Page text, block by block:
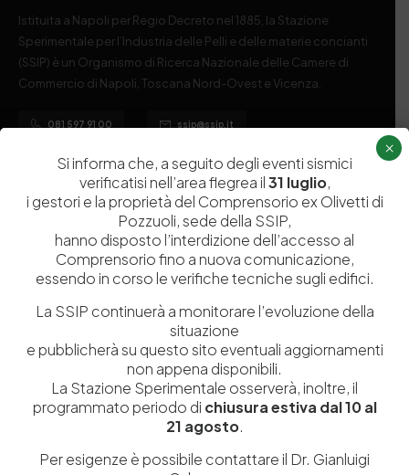
Istituita a Napoli per Regio Decreto nel 1885, la Stazione
Sperimentale per l’Industria delle Pelli e delle materie concianti
(SSIP) è un Organismo di Ricerca Nazionale delle Camere di
Commercio di Napoli, Toscana Nord-Ovest e Vicenza.
081 597 91 00 ssip@ssip.it
Servizi
Ricerca e Sviluppo
Formazione
Divulgazione scientifica e
Contribuenti
Contatti
Laboratori
Dipartimenti di ricerca
Biblioteca
Politecnico del Cuoio
Tutela Whistleblowing
Amministrazione Trasparente
Si informa che, a seguito degli eventi sismici
verificatisi nell’area flegrea il31 luglio,
i gestori e la proprietà del Comprensorio ex Olivetti di
Pozzuoli, sede della SSIP,
hanno disposto l’interdizione dell’accesso al
Comprensorio fino a nuova comunicazione,
essendo in corso le verifiche tecniche sugli edifici.
La SSIP continuerà a monitorare l’evoluzione della
situazione
e pubblicherà su questo sito eventuali aggiornamenti
non appena disponibili.
La Stazione Sperimentale osserverà, inoltre, il
programmato periodo di chiusura estiva dal 10 al
21 agosto.
Per esigenze è possibile contattare il Dr. Gianluigi
×